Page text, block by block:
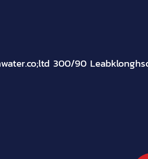
300/90